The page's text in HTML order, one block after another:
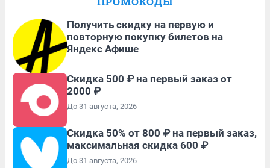
Получить скидку на первую и
повторную покупку билетов на
Яндекс Афише
Скидка 500 ₽ на первый заказ от
2000 ₽
До 31 августа, 2026
Скидка 50% от 800 ₽ на первый заказ,
максимальная скидка 600 ₽
До 31 августа, 2026